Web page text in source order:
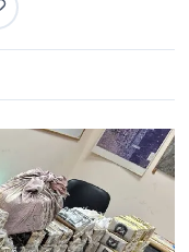
WhatsApp
link